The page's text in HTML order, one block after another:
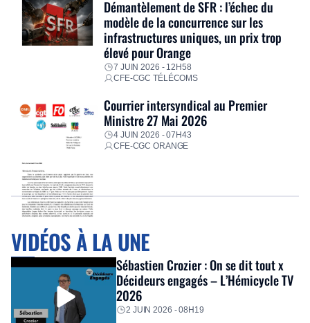
Démantèlement de SFR : l’échec du
modèle de la concurrence sur les
infrastructures uniques, un prix trop
élevé pour Orange
7 JUIN 2026 - 12H58
CFE-CGC TÉLÉCOMS
Courrier intersyndical au Premier
Ministre 27 Mai 2026
4 JUIN 2026 - 07H43
CFE-CGC ORANGE
VIDÉOS À LA UNE
Sébastien Crozier : On se dit tout x
Décideurs engagés – L’Hémicycle TV
2026
2 JUIN 2026 - 08H19